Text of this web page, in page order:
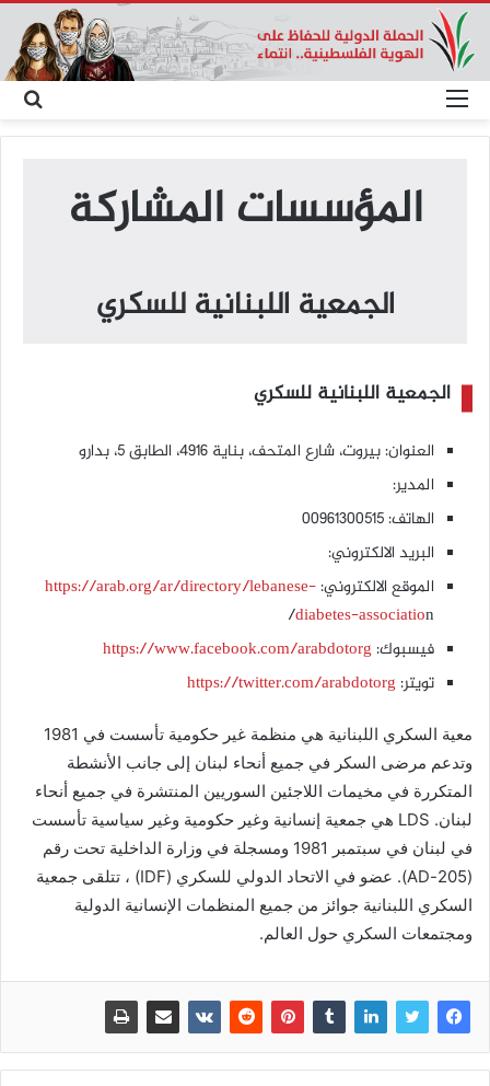
عن
القائمة
المؤسسات المشاركة
الجمعية اللبنانية للسكري
الجمعية اللبنانية للسكري
العنوان: بيروت، شارع المتحف، بناية 4916، الطابق 5، بدارو
المدير:
الهاتف: 00961300515
البريد الالكتروني:
الموقع الالكتروني:https://arab.org/ar/directory/lebanese-
diabetes-association/
فيسبوك:https://www.facebook.com/arabdotorg
تويتر:https://twitter.com/arabdotorg
معية السكري اللبنانية هي منظمة غير حكومية تأسست في 1981
وتدعم مرضى السكر في جميع أنحاء لبنان إلى جانب الأنشطة
المتكررة في مخيمات اللاجئين السوريين المنتشرة في جميع أنحاء
لبنان. LDS هي جمعية إنسانية وغير حكومية وغير سياسية تأسست
في لبنان في سبتمبر 1981 ومسجلة في وزارة الداخلية تحت رقم
(205-AD). عضو في الاتحاد الدولي للسكري (IDF) ، تتلقى جمعية
السكري اللبنانية جوائز من جميع المنظمات الإنسانية الدولية
ومجتمعات السكري حول العالم.